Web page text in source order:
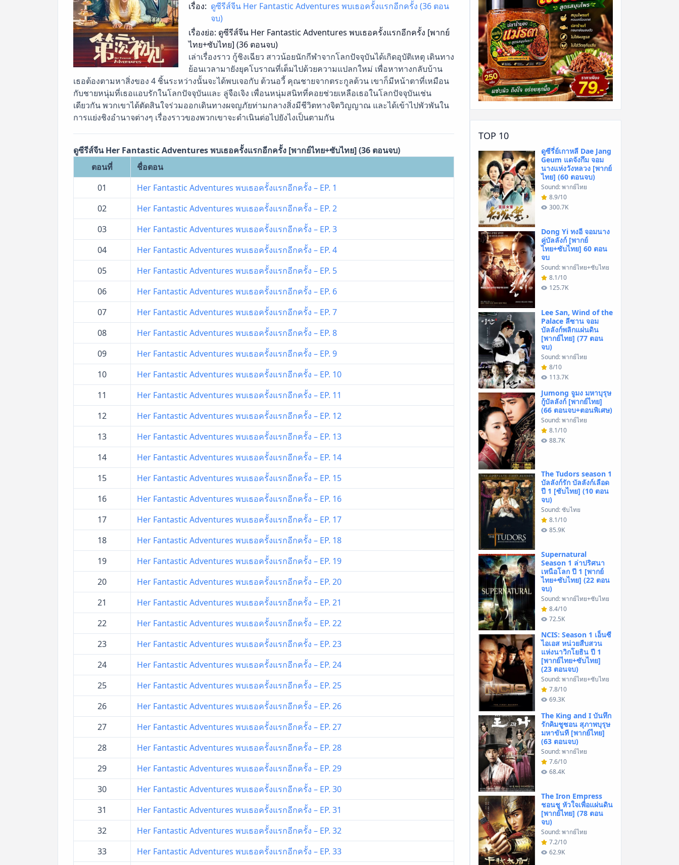
เรื่อง: ดูซีรีส์จีน Her Fantastic Adventures พบเธอครั้งแรกอีกครั้ง (36 ตอน
จบ)
เรื่องย่อ: ดูซีรีส์จีน Her Fantastic Adventures พบเธอครั้งแรกอีกครั้ง [พากย์
ไทย+ซับไทย] (36 ตอนจบ)
เล่าเรื่องราว กู้ชิงเฉียว สาวน้อยนักกีฬาจากโลกปัจจุบันได้เกิดอุบัติเหตุ เดินทาง
ย้อนเวลามายังยุคโบราณที่เต็มไปด้วยความแปลกใหม่ เพื่อหาทางกลับบ้าน
เธอต้องตามหาสิ่งของ 4 ชิ้นระหว่างนั้นจะได้พบเจอกับ ต้วนอวี้ คุณชายจากตระกูลต้วน เขาก็มีหน้าตาที่เหมือน
กับชายหนุ่มที่เธอแอบรักในโลกปัจจุบันและ ลู่จือเจิง เพื่อนหนุ่มสนิทที่คอยช่วยเหลือเธอในโลกปัจจุบันเช่น
เดียวกัน พวกเขาได้ตัดสินใจร่วมออกเดินทางผจญภัยท่ามกลางสิ่งมีชีวิตทางจิตวิญญาณ และได้เข้าไปพัวพันใน
การแย่งชิงอำนาจต่างๆ เรื่องราวของพวกเขาจะดำเนินต่อไปยังไงเป็นตามกัน
ดูซีรีส์จีน Her Fantastic Adventures พบเธอครั้งแรกอีกครั้ง [พากย์ไทย+ซับไทย] (36 ตอนจบ)
ตอนที่
ชื่อตอน
01
Her Fantastic Adventures พบเธอครั้งแรกอีกครั้ง – EP. 1
02
Her Fantastic Adventures พบเธอครั้งแรกอีกครั้ง – EP. 2
03
Her Fantastic Adventures พบเธอครั้งแรกอีกครั้ง – EP. 3
04
Her Fantastic Adventures พบเธอครั้งแรกอีกครั้ง – EP. 4
05
Her Fantastic Adventures พบเธอครั้งแรกอีกครั้ง – EP. 5
06
Her Fantastic Adventures พบเธอครั้งแรกอีกครั้ง – EP. 6
07
Her Fantastic Adventures พบเธอครั้งแรกอีกครั้ง – EP. 7
08
Her Fantastic Adventures พบเธอครั้งแรกอีกครั้ง – EP. 8
09
Her Fantastic Adventures พบเธอครั้งแรกอีกครั้ง – EP. 9
10
Her Fantastic Adventures พบเธอครั้งแรกอีกครั้ง – EP. 10
11
Her Fantastic Adventures พบเธอครั้งแรกอีกครั้ง – EP. 11
12
Her Fantastic Adventures พบเธอครั้งแรกอีกครั้ง – EP. 12
13
Her Fantastic Adventures พบเธอครั้งแรกอีกครั้ง – EP. 13
14
Her Fantastic Adventures พบเธอครั้งแรกอีกครั้ง – EP. 14
15
Her Fantastic Adventures พบเธอครั้งแรกอีกครั้ง – EP. 15
16
Her Fantastic Adventures พบเธอครั้งแรกอีกครั้ง – EP. 16
17
Her Fantastic Adventures พบเธอครั้งแรกอีกครั้ง – EP. 17
18
Her Fantastic Adventures พบเธอครั้งแรกอีกครั้ง – EP. 18
19
Her Fantastic Adventures พบเธอครั้งแรกอีกครั้ง – EP. 19
20
Her Fantastic Adventures พบเธอครั้งแรกอีกครั้ง – EP. 20
21
Her Fantastic Adventures พบเธอครั้งแรกอีกครั้ง – EP. 21
22
Her Fantastic Adventures พบเธอครั้งแรกอีกครั้ง – EP. 22
23
Her Fantastic Adventures พบเธอครั้งแรกอีกครั้ง – EP. 23
24
Her Fantastic Adventures พบเธอครั้งแรกอีกครั้ง – EP. 24
25
Her Fantastic Adventures พบเธอครั้งแรกอีกครั้ง – EP. 25
26
Her Fantastic Adventures พบเธอครั้งแรกอีกครั้ง – EP. 26
27
Her Fantastic Adventures พบเธอครั้งแรกอีกครั้ง – EP. 27
28
Her Fantastic Adventures พบเธอครั้งแรกอีกครั้ง – EP. 28
29
Her Fantastic Adventures พบเธอครั้งแรกอีกครั้ง – EP. 29
30
Her Fantastic Adventures พบเธอครั้งแรกอีกครั้ง – EP. 30
31
Her Fantastic Adventures พบเธอครั้งแรกอีกครั้ง – EP. 31
32
Her Fantastic Adventures พบเธอครั้งแรกอีกครั้ง – EP. 32
33
Her Fantastic Adventures พบเธอครั้งแรกอีกครั้ง – EP. 33
TOP 10
ดูซีรี่ย์เกาหลี Dae Jang
Geum แดจังกึม จอม
นางแห่งวังหลวง [พากย์
ไทย] (60 ตอนจบ)
Sound: พากย์ไทย
8.9/10
300.7K
Dong Yi ทงอี จอมนาง
คู่บัลลังก์ [พากย์
ไทย+ซับไทย] 60 ตอน
จบ
Sound: พากย์ไทย+ซับไทย
8.1/10
125.7K
Lee San, Wind of the
Palace ลีซาน จอม
บัลลังก์พลิกแผ่นดิน
[พากย์ไทย] (77 ตอน
จบ)
Sound: พากย์ไทย
8/10
113.7K
Jumong จูมง มหาบุรุษ
กู้บัลลังก์ [พากย์ไทย]
(66 ตอนจบ+ตอนพิเศษ)
Sound: พากย์ไทย
8.1/10
88.7K
The Tudors season 1
บัลลังก์รัก บัลลังก์เลือด
ปี 1 [ซับไทย] (10 ตอน
จบ)
Sound: ซับไทย
8.1/10
85.9K
Supernatural
Season 1 ล่าปริศนา
เหนือโลก ปี 1 [พากย์
ไทย+ซับไทย] (22 ตอน
จบ)
Sound: พากย์ไทย+ซับไทย
8.4/10
72.5K
NCIS: Season 1 เอ็นซี
ไอเอส หน่วยสืบสวน
แห่งนาวิกโยธิน ปี 1
[พากย์ไทย+ซับไทย]
(23 ตอนจบ)
Sound: พากย์ไทย+ซับไทย
7.8/10
69.3K
The King and I บันทึก
รักคิมชูซอน สุภาพบุรุษ
มหาขันที [พากย์ไทย]
(63 ตอนจบ)
Sound: พากย์ไทย
7.6/10
68.4K
The Iron Empress
ชอนชู หัวใจเพื่อแผ่นดิน
[พากย์ไทย] (78 ตอน
จบ)
Sound: พากย์ไทย
7.2/10
62.9K